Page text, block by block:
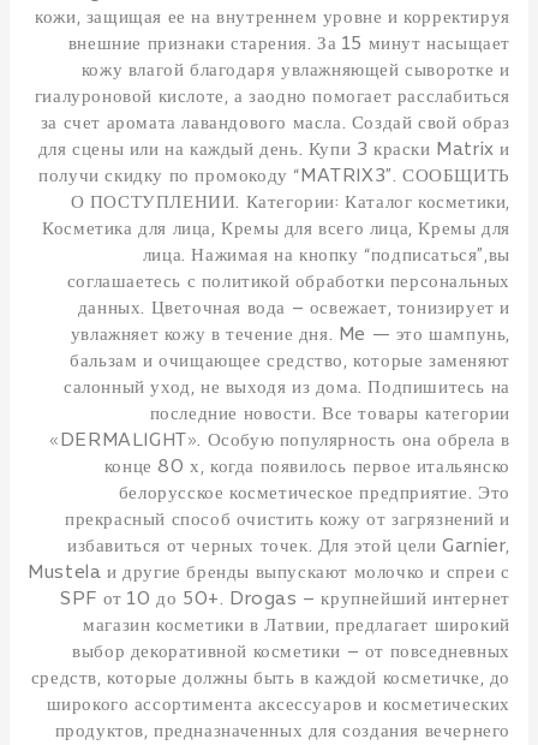
кожи, защищая ее на внутреннем уровне и корректируя
внешние признаки старения. За 15 минут насыщает
кожу влагой благодаря увлажняющей сыворотке и
гиалуроновой кислоте, а заодно помогает расслабиться
за счет аромата лавандового масла. Создай свой образ
для сцены или на каждый день. Купи 3 краски Matrix и
получи скидку по промокоду “MATRIX3”. СООБЩИТЬ
О ПОСТУПЛЕНИИ. Категории: Каталог косметики,
Косметика для лица, Кремы для всего лица, Кремы для
лица. Нажимая на кнопку “подписаться”,вы
соглашаетесь с политикой обработки персональных
данных. Цветочная вода – освежает, тонизирует и
увлажняет кожу в течение дня. Me — это шампунь,
бальзам и очищающее средство, которые заменяют
салонный уход, не выходя из дома. Подпишитесь на
последние новости. Все товары категории
«DERMALIGHT». Особую популярность она обрела в
конце 80 х, когда появилось первое итальянско
белорусское косметическое предприятие. Это
прекрасный способ очистить кожу от загрязнений и
избавиться от черных точек. Для этой цели Garnier,
Mustela и другие бренды выпускают молочко и спреи с
SPF от 10 до 50+. Drogas – крупнейший интернет
магазин косметики в Латвии, предлагает широкий
выбор декоративной косметики – от повседневных
средств, которые должны быть в каждой косметичке, до
широкого ассортимента аксессуаров и косметических
продуктов, предназначенных для создания вечернего